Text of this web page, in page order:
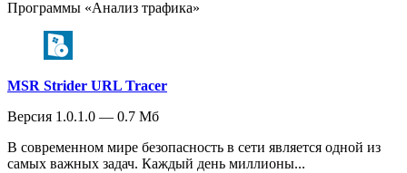
Программы «Анализ трафика»
MSR Strider URL Tracer
Версия 1.0.1.0 — 0.7 Мб
В современном мире безопасность в сети является одной из
самых важных задач. Каждый день миллионы...